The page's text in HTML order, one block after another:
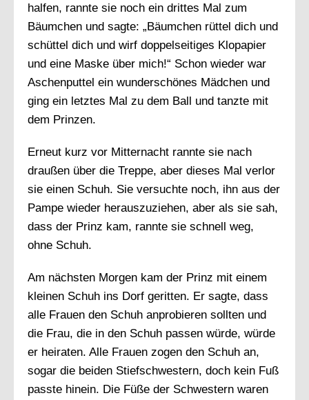
halfen, rannte sie noch ein drittes Mal zum
Bäumchen und sagte: „Bäumchen rüttel dich und
schüttel dich und wirf doppelseitiges Klopapier
und eine Maske über mich!“ Schon wieder war
Aschenputtel ein wunderschönes Mädchen und
ging ein letztes Mal zu dem Ball und tanzte mit
dem Prinzen.
Erneut kurz vor Mitternacht rannte sie nach
draußen über die Treppe, aber dieses Mal verlor
sie einen Schuh. Sie versuchte noch, ihn aus der
Pampe wieder herauszuziehen, aber als sie sah,
dass der Prinz kam, rannte sie schnell weg,
ohne Schuh.
Am nächsten Morgen kam der Prinz mit einem
kleinen Schuh ins Dorf geritten. Er sagte, dass
alle Frauen den Schuh anprobieren sollten und
die Frau, die in den Schuh passen würde, würde
er heiraten. Alle Frauen zogen den Schuh an,
sogar die beiden Stiefschwestern, doch kein Fuß
passte hinein. Die Füße der Schwestern waren